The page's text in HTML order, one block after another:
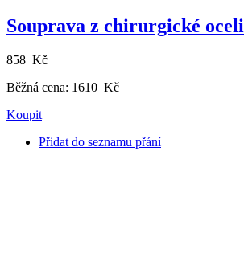
Souprava z chirurgické oceli
858 Kč
Běžná cena: 1610 Kč
Koupit
Přidat do seznamu přání